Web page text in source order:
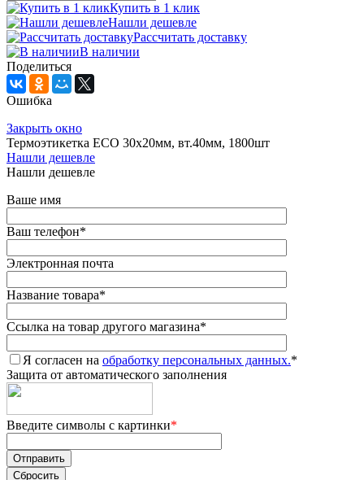
Купить в 1 клик
Нашли дешевле
Рассчитать доставку
В наличии
Поделиться
Ошибка
Закрыть окно
Термоэтикетка ECO 30х20мм, вт.40мм, 1800шт
Нашли дешевле
Нашли дешевле
Ваше имя
Ваш телефон*
Электронная почта
Название товара*
Ссылка на товар другого магазина*
Я согласен на обработку персональных данных.*
Защита от автоматического заполнения
Введите символы с картинки*